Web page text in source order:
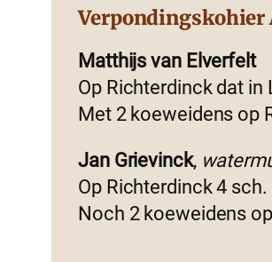
Verpondingskohier
Matthijs van Elverfelt
Op Richterdinck dat in
Met 2 koeweidens op
Jan Grievinck,
Op Richterdinck 4
Noch 2 koeweidens